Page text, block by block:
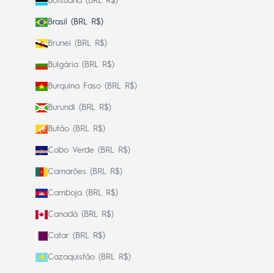
Brasil (BRL R$)
Brunei (BRL R$)
Bulgária (BRL R$)
Burquina Faso (BRL R$)
Burundi (BRL R$)
Butão (BRL R$)
Cabo Verde (BRL R$)
Camarões (BRL R$)
Camboja (BRL R$)
Canadá (BRL R$)
Catar (BRL R$)
Cazaquistão (BRL R$)